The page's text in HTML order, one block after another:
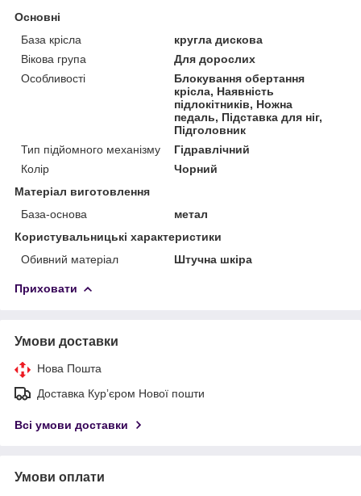
Основні
База крісла
кругла дискова
Вікова група
Для дорослих
Особливості
Блокування обертання
крісла, Наявність
підлокітників, Ножна
педаль, Підставка для ніг,
Підголовник
Тип підйомного механізму
Гідравлічний
Колір
Чорний
Матеріал виготовлення
База-основа
метал
Користувальницькі характеристики
Обивний матеріал
Штучна шкіра
Приховати
Умови доставки
Нова Пошта
Доставка Курʼєром Нової пошти
Всі умови доставки
Умови оплати